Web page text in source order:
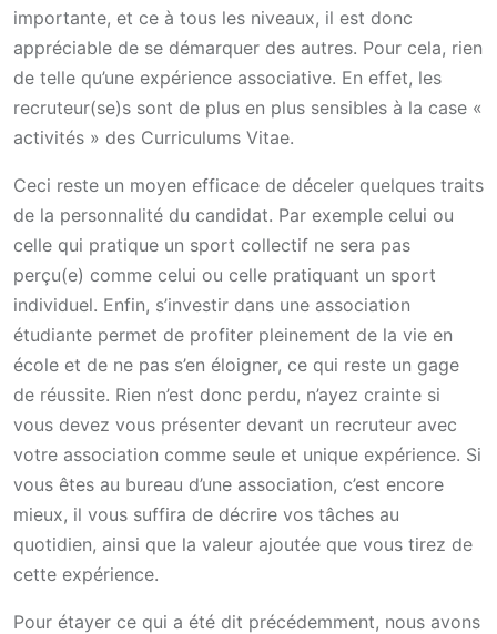
importante, et ce à tous les niveaux, il est donc
appréciable de se démarquer des autres. Pour cela, rien
de telle qu’une expérience associative. En effet, les
recruteur(se)s sont de plus en plus sensibles à la case «
activités » des Curriculums Vitae.
Ceci reste un moyen efficace de déceler quelques traits
de la personnalité du candidat. Par exemple celui ou
celle qui pratique un sport collectif ne sera pas
perçu(e) comme celui ou celle pratiquant un sport
individuel. Enfin, s’investir dans une association
étudiante permet de profiter pleinement de la vie en
école et de ne pas s’en éloigner, ce qui reste un gage
de réussite. Rien n’est donc perdu, n’ayez crainte si
vous devez vous présenter devant un recruteur avec
votre association comme seule et unique expérience. Si
vous êtes au bureau d’une association, c’est encore
mieux, il vous suffira de décrire vos tâches au
quotidien, ainsi que la valeur ajoutée que vous tirez de
cette expérience.
Pour étayer ce qui a été dit précédemment, nous avons